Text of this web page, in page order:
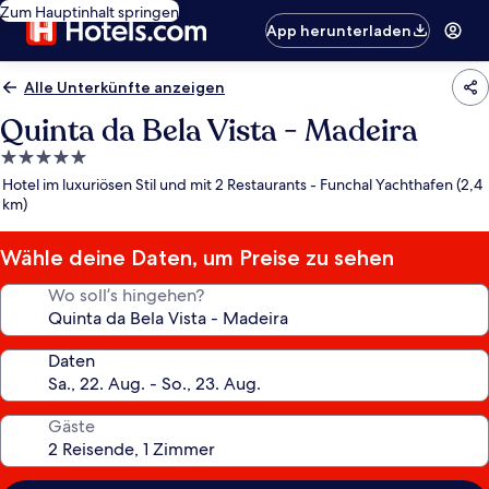
Zum Hauptinhalt springen
App herunterladen
Alle Unterkünfte anzeigen
Quinta da Bela Vista - Madeira
5.0-
Sterne-
Unterkunft
Hotel im luxuriösen Stil und mit 2 Restaurants - Funchal Yachthafen (2,4
km)
Wähle deine Daten, um Preise zu sehen
Wo soll’s hingehen?
Daten
Gäste